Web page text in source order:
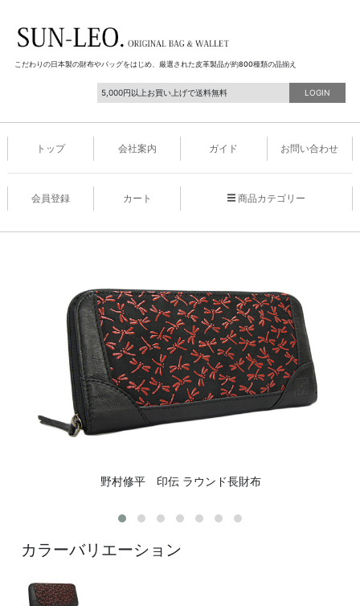
こだわりの日本製の財布やバッグをはじめ、厳選された皮革製品が約800種類の品揃え
5,000円以上お買い上げで送料無料 LOGIN
トップ 会社案内 ガイド お問い合わせ
会員登録 カート 商品カテゴリー
野村修平 印伝 ラウンド長財布
カラーバリエーション